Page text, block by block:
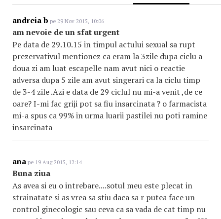
andreia b pe 29 Nov 2015, 10:06
am nevoie de un sfat urgent
Pe data de 29.10.15 in timpul actului sexual sa rupt
prezervativul mentionez ca eram la 3zile dupa ciclu a
doua zi am luat escapelle nam avut nici o reactie
adversa dupa 5 zile am avut singerari ca la ciclu timp
de 3-4 zile .Azi e data de 29 ciclul nu mi-a venit ,de ce
oare? I-mi fac griji pot sa fiu insarcinata ? o farmacista
mi-a spus ca 99% in urma luarii pastilei nu poti ramine
insarcinata
ana pe 19 Aug 2015, 12:14
Buna ziua
As avea si eu o intrebare....sotul meu este plecat in
strainatate si as vrea sa stiu daca sa r putea face un
control ginecologic sau ceva ca sa vada de cat timp nu